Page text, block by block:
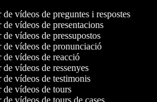
de vídeos de preguntes i respostes
de vídeos de presentacions
de vídeos de pressupostos
de vídeos de pronunciació
de vídeos de reacció
de vídeos de ressenyes
de vídeos de testimonis
de vídeos de tours